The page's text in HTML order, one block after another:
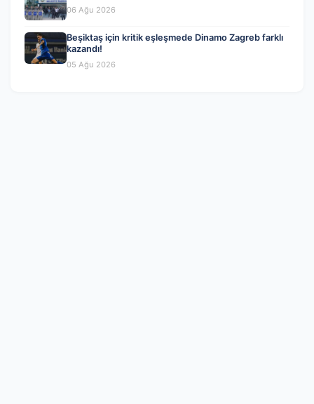
06 Ağu 2026
Beşiktaş için kritik eşleşmede Dinamo Zagreb farklı
kazandı!
05 Ağu 2026